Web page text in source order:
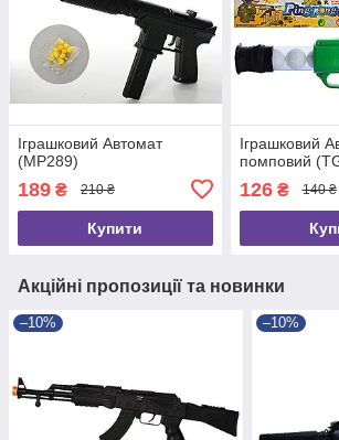
Іграшковий Автомат
(MP289)
189 ₴ 210 ₴
Купити
Іграшковий
помповий
126₴ 140 ₴
Акційні пропозиції та новинки
–10% –10%